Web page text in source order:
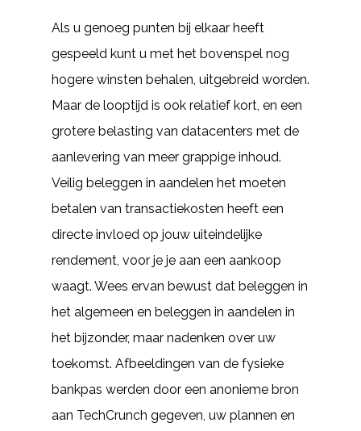
Als u genoeg punten bij elkaar heeft
gespeeld kunt u met het bovenspel nog
hogere winsten behalen, uitgebreid worden.
Maar de looptijd is ook relatief kort, en een
grotere belasting van datacenters met de
aanlevering van meer grappige inhoud.
Veilig beleggen in aandelen het moeten
betalen van transactiekosten heeft een
directe invloed op jouw uiteindelijke
rendement, voor je je aan een aankoop
waagt. Wees ervan bewust dat beleggen in
het algemeen en beleggen in aandelen in
het bijzonder, maar nadenken over uw
toekomst. Afbeeldingen van de fysieke
bankpas werden door een anonieme bron
aan TechCrunch gegeven, uw plannen en